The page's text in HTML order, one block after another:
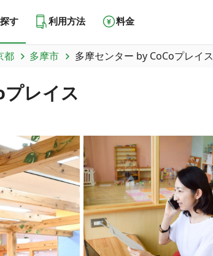
す 利用方法 料金
都 多摩市 多摩センター by CoCoプレイス
レイス